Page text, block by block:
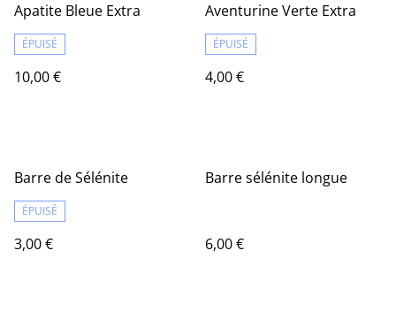
Apatite Bleue Extra
ÉPUISÉ
10,00 €
Aventurine Verte Extra
ÉPUISÉ
4,00 €
Barre de Sélénite
ÉPUISÉ
3,00 €
Barre sélénite longue
6,00 €